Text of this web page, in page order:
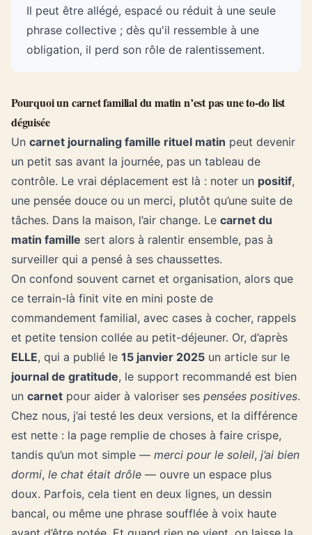
Il peut être allégé, espacé ou réduit à une seule
phrase collective ; dès qu'il ressemble à une
obligation, il perd son rôle de ralentissement.
Pourquoi un carnet familial du matin n’est pas une to-do list
déguisée
Un carnet journaling famille rituel matin peut devenir
un petit sas avant la journée, pas un tableau de
contrôle. Le vrai déplacement est là : noter un positif,
une pensée douce ou un merci, plutôt qu’une suite de
tâches. Dans la maison, l’air change. Le carnet du
matin famille sert alors à ralentir ensemble, pas à
surveiller qui a pensé à ses chaussettes.
On confond souvent carnet et organisation, alors que
ce terrain-là finit vite en mini poste de
commandement familial, avec cases à cocher, rappels
et petite tension collée au petit-déjeuner. Or, d’après
ELLE, qui a publié le 15 janvier 2025 un article sur le
journal de gratitude, le support recommandé est bien
un carnet pour aider à valoriser ses pensées positives.
Chez nous, j’ai testé les deux versions, et la différence
est nette : la page remplie de choses à faire crispe,
tandis qu’un mot simple — merci pour le soleil, j’ai bien
dormi, le chat était drôle — ouvre un espace plus
doux. Parfois, cela tient en deux lignes, un dessin
bancal, ou même une phrase soufflée à voix haute